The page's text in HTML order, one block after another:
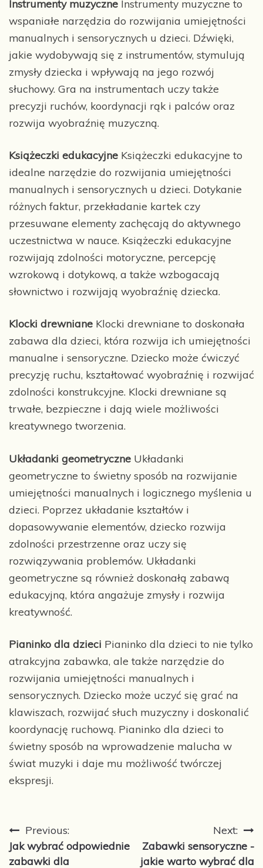
Instrumenty muzyczne Instrumenty muzyczne to
wspaniałe narzędzia do rozwijania umiejętności
manualnych i sensorycznych u dzieci. Dźwięki,
jakie wydobywają się z instrumentów, stymulują
zmysły dziecka i wpływają na jego rozwój
słuchowy. Gra na instrumentach uczy także
precyzji ruchów, koordynacji rąk i palców oraz
rozwija wyobraźnię muzyczną.
Książeczki edukacyjne Książeczki edukacyjne to
idealne narzędzie do rozwijania umiejętności
manualnych i sensorycznych u dzieci. Dotykanie
różnych faktur, przekładanie kartek czy
przesuwane elementy zachęcają do aktywnego
uczestnictwa w nauce. Książeczki edukacyjne
rozwijają zdolności motoryczne, percepcję
wzrokową i dotykową, a także wzbogacają
słownictwo i rozwijają wyobraźnię dziecka.
Klocki drewniane Klocki drewniane to doskonała
zabawa dla dzieci, która rozwija ich umiejętności
manualne i sensoryczne. Dziecko może ćwiczyć
precyzję ruchu, kształtować wyobraźnię i rozwijać
zdolności konstrukcyjne. Klocki drewniane są
trwałe, bezpieczne i dają wiele możliwości
kreatywnego tworzenia.
Układanki geometryczne Układanki
geometryczne to świetny sposób na rozwijanie
umiejętności manualnych i logicznego myślenia u
dzieci. Poprzez układanie kształtów i
dopasowywanie elementów, dziecko rozwija
zdolności przestrzenne oraz uczy się
rozwiązywania problemów. Układanki
geometryczne są również doskonałą zabawą
edukacyjną, która angażuje zmysły i rozwija
kreatywność.
Pianinko dla dzieci Pianinko dla dzieci to nie tylko
atrakcyjna zabawka, ale także narzędzie do
rozwijania umiejętności manualnych i
sensorycznych. Dziecko może uczyć się grać na
klawiszach, rozwijać słuch muzyczny i doskonalić
koordynację ruchową. Pianinko dla dzieci to
świetny sposób na wprowadzenie malucha w
świat muzyki i daje mu możliwość twórczej
ekspresji.
Nawigacja
wpisu
Previous:
Jak wybrać odpowiednie
zabawki dla
Next:
Zabawki sensoryczne -
jakie warto wybrać dla